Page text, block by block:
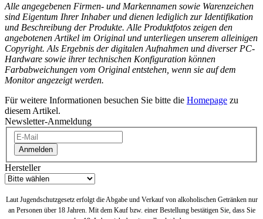
Alle angegebenen Firmen- und Markennamen sowie Warenzeichen
sind Eigentum Ihrer Inhaber und dienen lediglich zur Identifikation
und Beschreibung der Produkte. Alle Produktfotos zeigen den
angebotenen Artikel im Original und unterliegen unserem alleinigen
Copyright. Als Ergebnis der digitalen Aufnahmen und diverser PC-
Hardware sowie ihrer technischen Konfiguration können
Farbabweichungen vom Original entstehen, wenn sie auf dem
Monitor angezeigt werden.
Für weitere Informationen besuchen Sie bitte die Homepage zu
diesem Artikel.
Newsletter-Anmeldung
Anmelden
Hersteller
Laut Jugendschutzgesetz erfolgt die Abgabe und Verkauf von alkoholischen Getränken nur
an Personen über 18 Jahren. Mit dem Kauf bzw. einer Bestellung bestätigen Sie, dass Sie